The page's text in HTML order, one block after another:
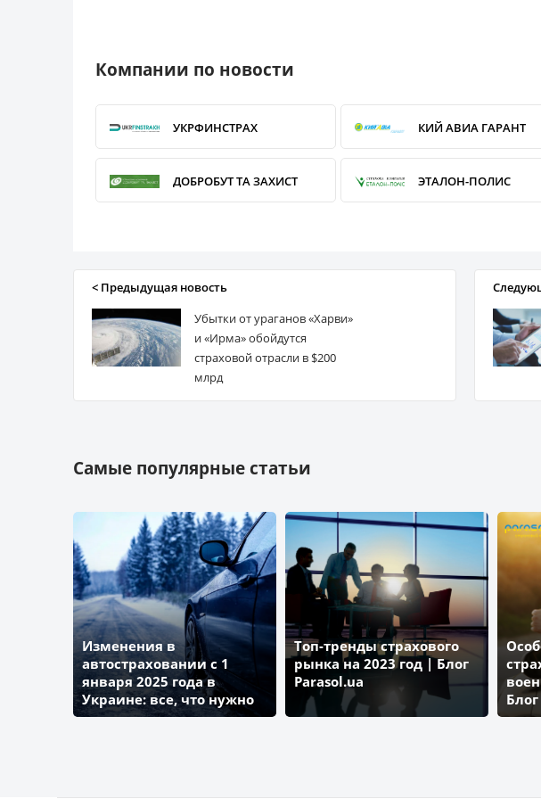
Компании по новости
УКРФИНСТРАХ КИЙ АВИА ГАРАНТ
ДОБРОБУТ ТА ЗАХИСТ ЭТАЛОН-ПОЛИС
САЛАМАНДРА АЛЬФА Страхование
КАРДИФ (Cardif) ДОМИНАНТА
БРОКБИЗНЕС КНЯЖА
ПЗУ Украина АИГ УКРАИНА
ВиДи-Страхование ДИМ Страхование
ГЛОБУС УНИКА Жизнь
< Предыдущая новость
Убытки от ураганов «Харви»
и «Ирма» обойдутся
страховой отрасли в $200
млрд
Самые популярные статьи
Изменения в
автостраховании с 1
января 2025 года в
Украине: все, что нужно
знать
Топ-тренды страхового
рынка на 2023 год | Блог
Parasol.ua